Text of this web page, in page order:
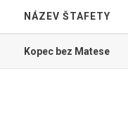
NÁZEV ŠTAFETY
Kopec bez Matese